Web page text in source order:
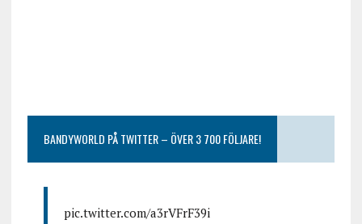
BANDYWORLD PÅ TWITTER – ÖVER 3 700 FÖLJARE!
pic.twitter.com/a3rVFrF39i